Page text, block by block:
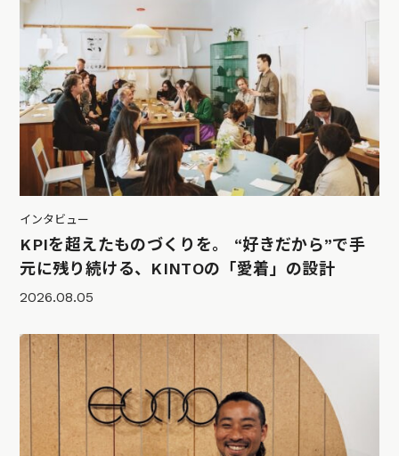
インタビュー
KPIを超えたものづくりを。 “好きだから”で手
元に残り続ける、KINTOの「愛着」の設計
2026.08.05